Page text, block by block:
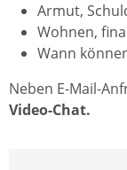
Armut,
Wohnen,
Wann
Neben E-Mail-
Video-Chat.